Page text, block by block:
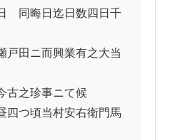
ゟ同晦日迄日数四日千
ニ而興業有之大当
之珍事ニて候
四つ頃当村安右衛門馬